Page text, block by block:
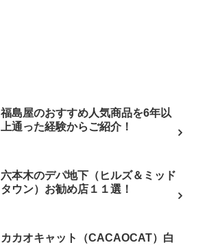
福島屋のおすすめ人気商品を6年以
上通った経験からご紹介！
六本木のデパ地下（ヒルズ＆ミッド
タウン）お勧め店１１選！
カカオキャット（CACAOCAT）白